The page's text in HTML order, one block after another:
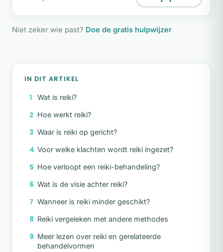
Niet zeker wie past? Doe de gratis hulpwijzer
IN DIT ARTIKEL
Wat is reiki?
Hoe werkt reiki?
Waar is reiki op gericht?
Voor welke klachten wordt reiki ingezet?
Hoe verloopt een reiki-behandeling?
Wat is de visie achter reiki?
Wanneer is reiki minder geschikt?
Reiki vergeleken met andere methodes
Meer lezen over reiki en gerelateerde
behandelvormen